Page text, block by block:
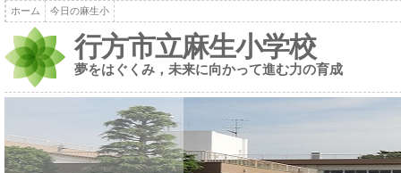
ホーム 今日の麻生小
行方市立麻生小学校
夢をはぐくみ，未来に向かって進む力の育成